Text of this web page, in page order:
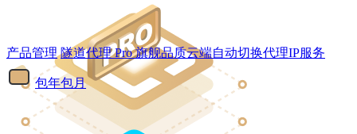
产品管理 隧道代理Pro 旗舰品质云端自动切换代理IP服务
包年包月